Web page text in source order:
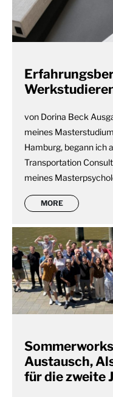
von Dorina Beck
meines
Hamburg, begann ich
Transportation
meines
MORE
Austausch,
für die zweite